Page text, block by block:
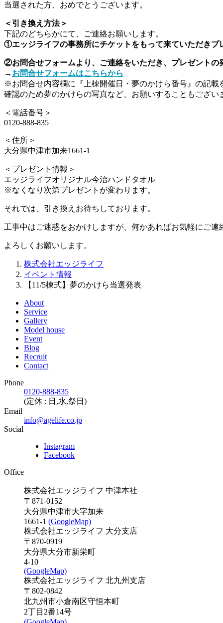
当選された方、おめでとうございます。
＜引き換え方法＞
下記のどちらかにて、ご連絡お願いします。
①エッジライフの事務所にチケットをもって来ていただきプ
②お問合せフォームより、ご連絡をいただき、プレゼントの
→ お問合せフォームはこちらから
※お問合せ内容欄に『上棟開催日・夢のかけら番号』の記載
確認のため夢のかけらの写真など、お願いすることもござい
＜電話番号＞
0120-888-835
＜住所＞
大分県中津市加来1661-1
＜プレゼント情報＞
エッジライフオリジナル今治ハンドタオル
※なくなり次第プレゼントが変わります。
それでは、引き換えお待ちしております。
工事中はご迷惑をおかけしますが、何かあればお気軽にご連
よろしくお願いします。
株式会社エッジライフ
イベント情報
【11/5棟式】夢のかけら当選発表
About
Service
Gallery
Model house
Event
Blog
Recruit
Contact
Phone
0120-888-835
(定休 : 日,水,祭日)
Email
info@agelife.co.jp
Social
Instagram
Facebook
Office
株式会社エッジライフ 中津本社
〒871-0152
大分県中津市大字加来
1661-1 (GoogleMap)
株式会社エッジライフ 大分支店
〒870-0919
大分県大分市新栄町
4-10
(GoogleMap)
株式会社エッジライフ 北九州支店
〒802-0842
北九州市小倉南区守恒本町
2丁目2番14号